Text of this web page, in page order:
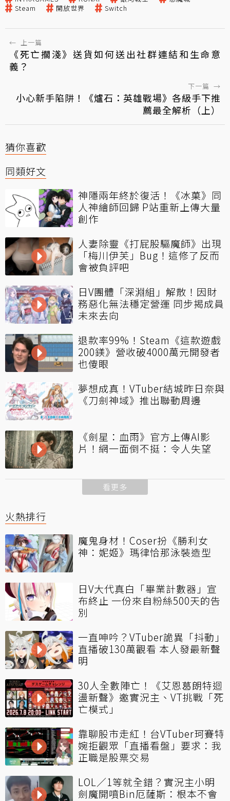
Steam
開放世界 Switch
← 上一篇
《死亡擱淺》送貨如何送出社群連結和生命意
義？
下一篇 →
小心新手陷阱！《爐石：英雄戰場》各級手下推
薦最全解析（上）
猜你喜歡
同類好文
神隱兩年終於復活！《冰菓》同
人神繪師回歸 P站重新上傳大量
創作
人妻除靈《打屁股驅魔師》出現
「梅川伊芙」Bug！這修了反而
會被負評吧
日V團體「深淵組」解散！因財
務惡化無法穩定營運 同步揭成員
未來去向
退款率99%！Steam《這款遊戲
200鎂》營收破4000萬元開發者
也傻眼
夢想成真！VTuber結城昨日奈與
《刀劍神域》推出聯動周邊
《劍星：血雨》官方上傳AI影
片！網一面倒不挺：令人失望
看更多
火熱排行
魔鬼身材！Coser扮《勝利女
神：妮姬》瑪律恰那泳裝造型
日V大代真白「畢業計數器」宣
布終止 一份來自粉絲500天的告
別
一直呻吟？VTuber詭異「抖動」
直播破130萬觀看 本人發最新聲
明
30人全數陣亡！《艾恩葛朗特迴
盪新聲》邀實況主、VT挑戰「死
亡模式」
靠聊股市走紅！台VTuber珂賽特
婉拒觀眾「直播看盤」要求：我
正職是股票交易
LOL／1等就全錯？實況主小明
劍魔開噴Bin厄薩斯：根本不會